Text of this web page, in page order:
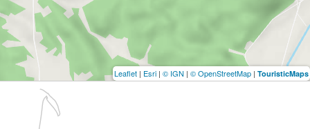
Leaflet | Esri | © IGN | © OpenStreetMap | TouristicMaps